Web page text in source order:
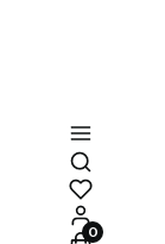
Otwórz